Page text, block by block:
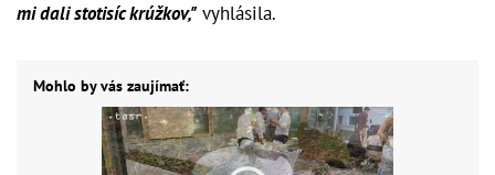
mi dali stotisíc krúžkov," vyhlásila.
Mohlo by vás zaujímať: